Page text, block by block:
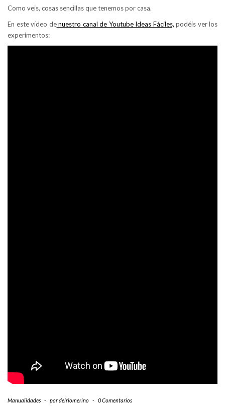
Como veis, cosas sencillas que tenemos por casa.
En este vídeo denuestro canal de Youtube Ideas Fáciles, podéis ver los
experimentos:
Manualidades - pordelriomerino - 0 Comentarios